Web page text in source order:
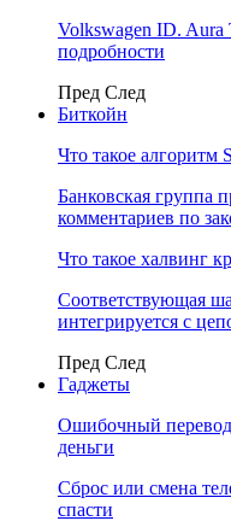
Volkswagen ID. Aura
подробности
Пред След
Биткойн
Что такое алгоритм
Банковская группа
комментариев по
Что такое халвинг
Соответствующая
интегрируется с
Пред След
Гаджеты
Ошибочный
деньги
Сброс или смена
спасти